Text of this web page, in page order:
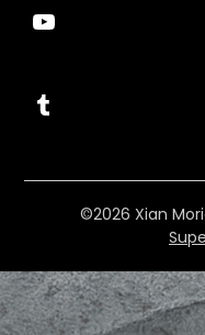
YouTube
Tumblr
©2026 Xian